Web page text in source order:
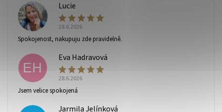
Vaše osobní údaje budou zpracovány dle
ochrany osobních údajů
L
Lucie
28.6.2026
Spokojenost, nakupuju zde pravidelně.
EH
Eva Hadravová
28.6.2026
Jsem velice spokojená
Jarmila Jelínková